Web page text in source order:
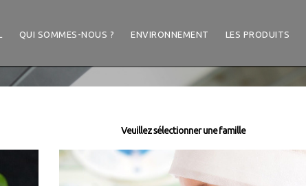
QUI SOMMES-NOUS ? ENVIRONNEMENT LES PRODUITS
Veuillez sélectionner une famille